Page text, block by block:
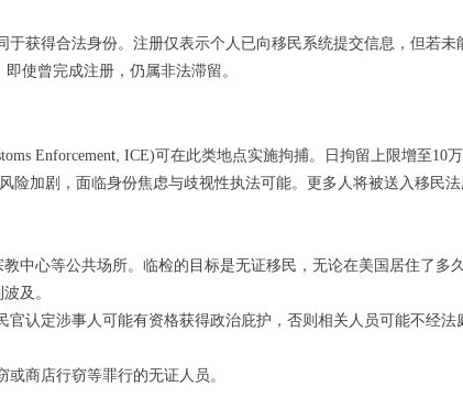
于获得合法身份。注册仅表示个人已向移民系统提交信息，但若未
使曾完成注册，仍属非法滞留。
Enforcement, ICE)可在此类地点实施拘捕。日拘留上限增至10万
险加剧，面临身份焦虑与歧视性执法可能。更多人将被送入移民
中心等公共场所。临检的目标是无证移民，无论在美国居住了多
及。
认定涉事人可能有资格获得政治庇护，否则相关人员可能不经法
商店行窃等罪行的无证人员。